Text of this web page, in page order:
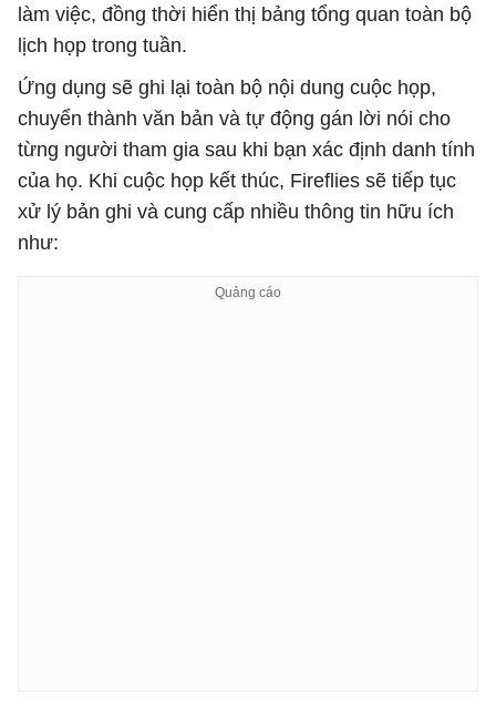
làm việc, đồng thời hiển thị bảng tổng quan toàn bộ
lịch họp trong tuần.
Ứng dụng sẽ ghi lại toàn bộ nội dung cuộc họp,
chuyển thành văn bản và tự động gán lời nói cho
từng người tham gia sau khi bạn xác định danh tính
của họ. Khi cuộc họp kết thúc, Fireflies sẽ tiếp tục
xử lý bản ghi và cung cấp nhiều thông tin hữu ích
như: